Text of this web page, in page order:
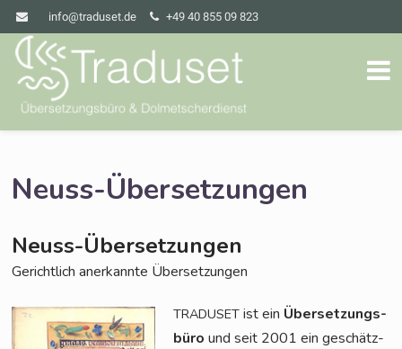
info@traduset.de +49 40 855 09 823
Neuss-Übersetzungen
Neuss-Übersetzungen
Gericht­lich aner­kann­te Übersetzungen
TRADUSET ist ein Über­set­zungs­
bü­round seit 2001 ein geschätz­